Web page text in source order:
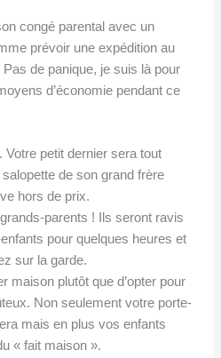
congé parental avec un
prévoir une expédition au
de panique, je suis là pour
d’économie pendant ce
petit dernier sera tout
de son grand frère
hors de prix.
parents ! Ils seront ravis
pour quelques heures et
sur la garde.
maison plutôt que d’opter pour
Non seulement votre porte-
mais en plus vos enfants
« fait maison ».